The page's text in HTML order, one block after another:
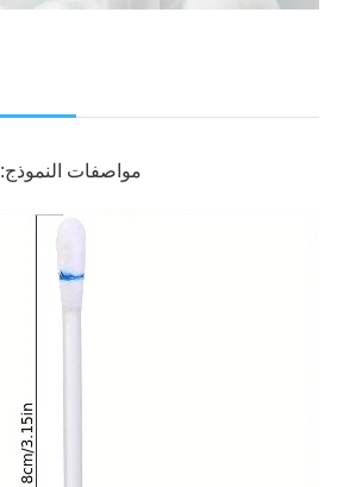
مواصفات النموذج: 50 × 8 ، رأس مزدوج